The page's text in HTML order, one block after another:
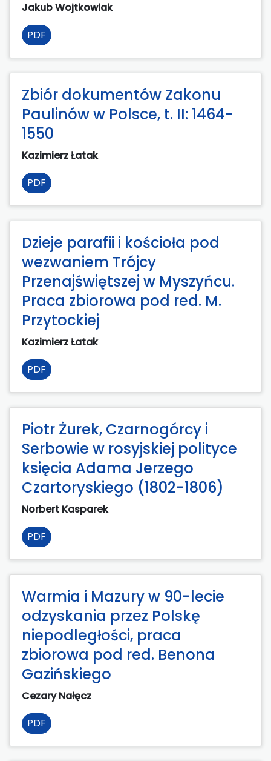
Jakub Wojtkowiak
PDF
Zbiór dokumentów Zakonu
Paulinów w Polsce, t. II: 1464-
1550
Kazimierz Łatak
PDF
Dzieje parafii i kościoła pod
wezwaniem Trójcy
Przenajświętszej w Myszyńcu.
Praca zbiorowa pod red. M.
Przytockiej
Kazimierz Łatak
PDF
Piotr Żurek, Czarnogórcy i
Serbowie w rosyjskiej polityce
księcia Adama Jerzego
Czartoryskiego (1802-1806)
Norbert Kasparek
PDF
Warmia i Mazury w 90-lecie
odzyskania przez Polskę
niepodległości, praca
zbiorowa pod red. Benona
Gazińskiego
Cezary Nałęcz
PDF